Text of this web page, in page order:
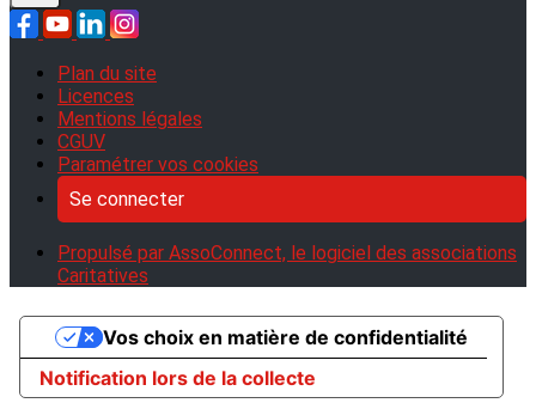
Plan du site
Licences
Mentions légales
CGUV
Paramétrer vos cookies
Se connecter
Propulsé par AssoConnect, le logiciel des associations
Caritatives
Notification lors de la collecte
Vos choix en matière de confidentialité